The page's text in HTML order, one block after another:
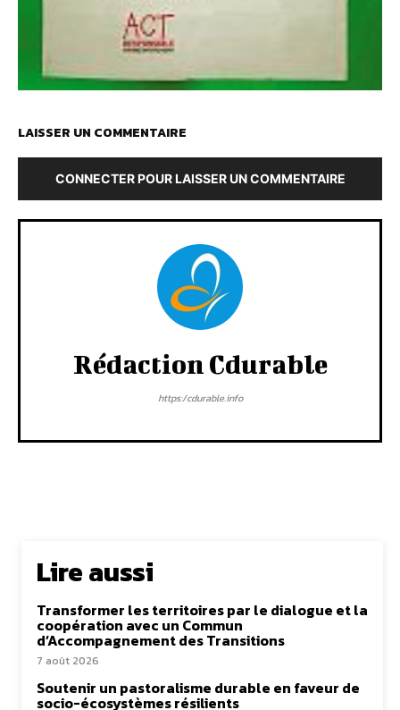
LAISSER UN COMMENTAIRE
CONNECTER POUR LAISSER UN COMMENTAIRE
Rédaction Cdurable
https:/cdurable.info
Lire aussi
Transformer les territoires par le dialogue et la
coopération avec un Commun
d’Accompagnement des Transitions
7 août 2026
Soutenir un pastoralisme durable en faveur de
socio-écosystèmes résilients